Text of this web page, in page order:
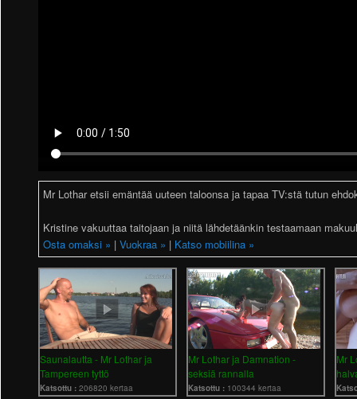
Mr Lothar etsii emäntää uuteen taloonsa ja tapaa TV:stä tutun
Kristine vakuuttaa taitojaan ja niitä lähdetäänkin testaamaan
Osta omaksi » |Vuokraa » | Katso mobiilina »
Saunalautta - Mr Lothar ja
Tampereen tyttö
Katsottu :206820 kertaa
Mr Lothar ja Damnation -
seksiä rannalla
Katsottu : 100344 kertaa
Mr